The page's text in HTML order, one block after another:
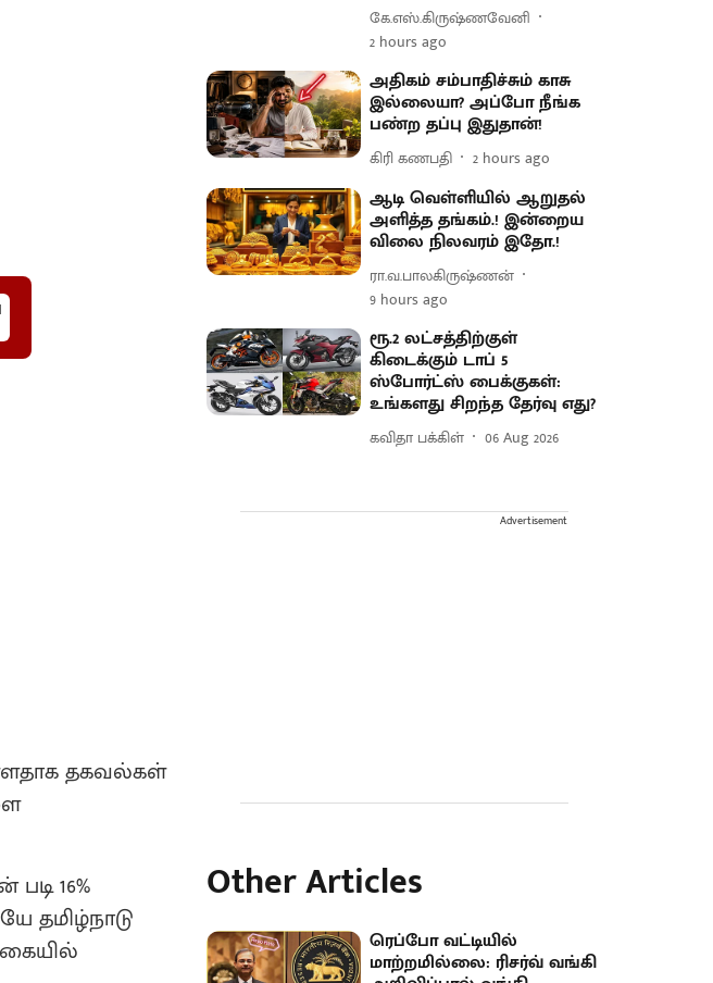
தகவல்கள்
16%
தமிழ்நாடு
கே.எஸ்.கிருஷ்ணவேனி
2 hours ago
அதிகம் சம்பாதிச்சும் காசு
இல்லையா? அப்போ நீங்க
பண்ற தப்பு இதுதான்!
கிரி கணபதி 2 hours ago
ஆடி வெள்ளியில் ஆறுதல்
அளித்த தங்கம்.! இன்றைய
விலை நிலவரம் இதோ.!
ரா.வ.பாலகிருஷ்ணன்
9 hours ago
ரூ.2 லட்சத்திற்குள்
கிடைக்கும் டாப் 5
ஸ்போர்ட்ஸ் பைக்குகள்:
உங்களது சிறந்த தேர்வு எது?
கவிதா பக்கிள் 06 Aug 2026
Advertisement
Other Articles
ரெப்போ வட்டியில்
மாற்றமில்லை: ரிசர்வ் வங்கி